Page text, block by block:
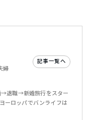
婦
記事一覧へ
→退職→新婚旅行をスター
ーロッパでバンライフは